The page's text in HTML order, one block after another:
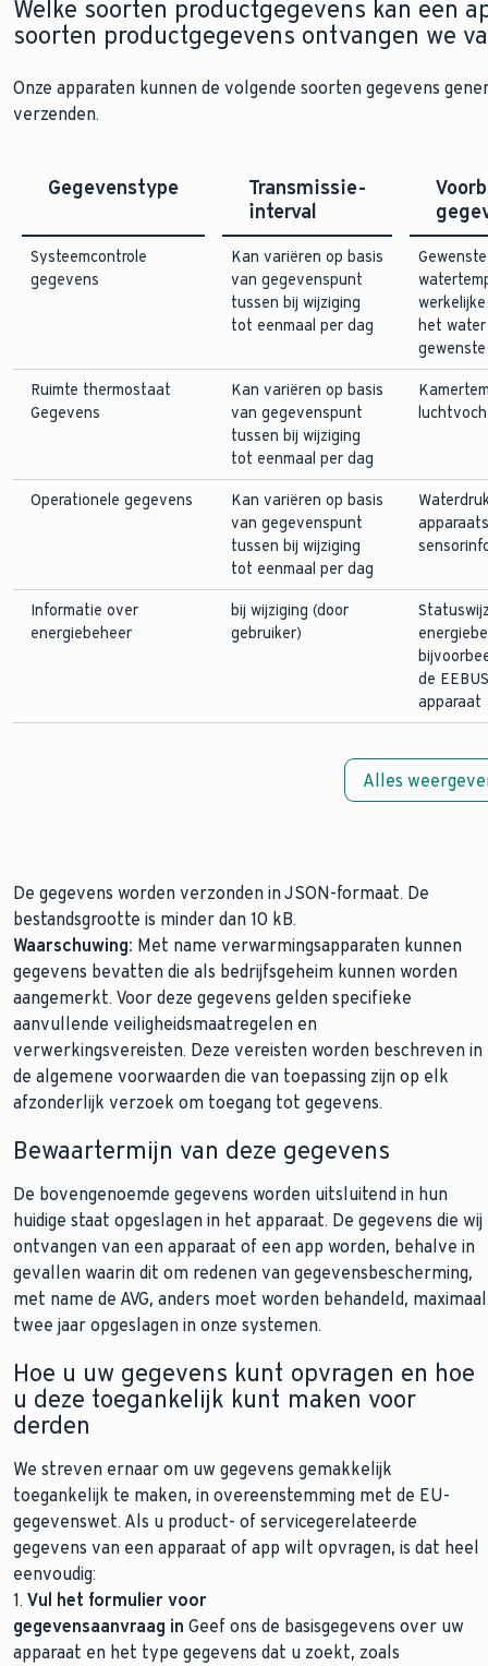
Welke soorten productgegevens kan een
soorten productgegevens ontvangen we
Onze apparaten kunnen de volgende soorten gegevens
verzenden.
Gegevenstype
Transmissie-
interval
Systeemcontrole
gegevens
Kan variëren op basis
van gegevenspunt
tussen bij wijziging
tot eenmaal per dag
Gewenste
het
Ruimte thermostaat
Gegevens
Kan variëren op basis
van gegevenspunt
tussen bij wijziging
tot eenmaal per dag
Operationele gegevens
Kan variëren op basis
van gegevenspunt
tussen bij wijziging
tot eenmaal per dag
Informatie over
energiebeheer
bij wijziging (door
gebruiker)
de
apparaat
Alles
De gegevens worden verzonden in JSON-formaat. De
bestandsgrootte is minder dan 10 kB.
Waarschuwing: Met name verwarmingsapparaten kunnen
gegevens bevatten die als bedrijfsgeheim kunnen worden
aangemerkt. Voor deze gegevens gelden specifieke
aanvullende veiligheidsmaatregelen en
verwerkingsvereisten. Deze vereisten worden beschreven in
de algemene voorwaarden die van toepassing zijn op elk
afzonderlijk verzoek om toegang tot gegevens.
Bewaartermijn van deze gegevens
De bovengenoemde gegevens worden uitsluitend in hun
huidige staat opgeslagen in het apparaat. De gegevens die wij
ontvangen van een apparaat of een app worden, behalve in
gevallen waarin dit om redenen van gegevensbescherming,
met name de AVG, anders moet worden behandeld, maximaal
twee jaar opgeslagen in onze systemen.
Hoe u uw gegevens kunt opvragen en hoe
u deze toegankelijk kunt maken voor
derden
We streven ernaar om uw gegevens gemakkelijk
toegankelijk te maken, in overeenstemming met de EU-
gegevenswet. Als u product- of servicegerelateerde
gegevens van een apparaat of app wilt opvragen, is dat heel
eenvoudig:
1. Vul het formulier voor
gegevensaanvraag in Geef ons de basisgegevens over uw
apparaat en het type gegevens dat u zoekt, zoals